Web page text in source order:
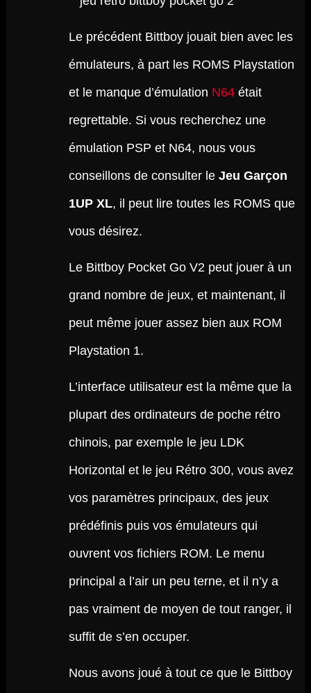
Le précédent Bittboy jouait bien avec les
émulateurs, à part les ROMS Playstation
et le manque d’émulation N64était
regrettable. Si vous recherchez une
émulation PSP et N64, nous vous
conseillons de consulter le Jeu Garçon
1UP XL, il peut lire toutes les ROMS que
vous désirez.
Le Bittboy Pocket Go V2 peut jouer à un
grand nombre de jeux, et maintenant, il
peut même jouer assez bien aux ROM
Playstation 1.
L’interface utilisateur est la même que la
plupart des ordinateurs de poche rétro
chinois, par exemple le jeu LDK
Horizontal et le jeu Rétro 300, vous avez
vos paramètres principaux, des jeux
prédéfinis puis vos émulateurs qui
ouvrent vos fichiers ROM. Le menu
principal a l’air un peu terne, et il n’y a
pas vraiment de moyen de tout ranger, il
suffit de s’en occuper.
Nous avons joué à tout ce que le Bittboy